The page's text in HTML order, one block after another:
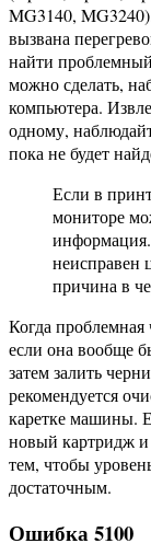
MG3140,
вызвана
найти
можно сделать,
компьютера.
одному,
пока не будет
Если в
мониторе
неисправен
причина в
Когда проблемная
если она вообще
затем залить
рекомендуется
каретке машины.
новый картридж и
тем, чтобы
достаточным.
Ошибка 5100